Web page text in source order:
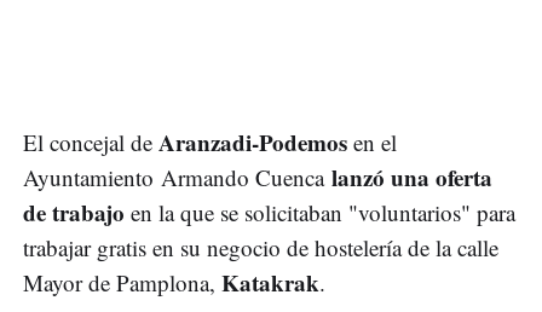
El concejal de Aranzadi-Podemos en el
Ayuntamiento Armando Cuenca lanzó una oferta
de trabajo en la que se solicitaban "voluntarios" para
trabajar gratis en su negocio de hostelería de la calle
Mayor de Pamplona, Katakrak.